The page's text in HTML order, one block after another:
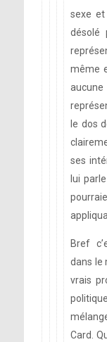
sexe
désolé
même
le dos
ses
lui
Bref
dans le
vrais
Card.